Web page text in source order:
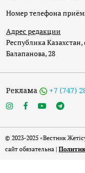
Номер телефона
Адрес редакции
Республика Казахстан,
Балапанова, 28
Реклама +7 (747)
© 2023-2025 «Вестник
сайт обязательна |